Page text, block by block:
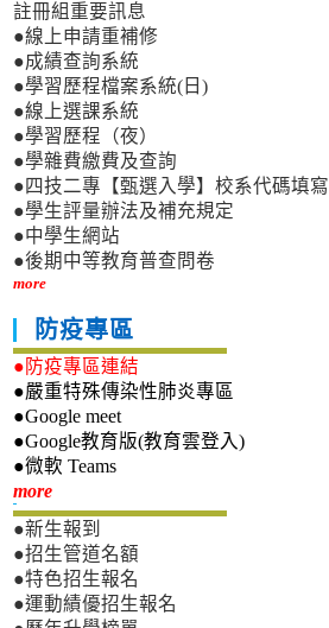
註冊組重要訊息
●線上申請重補修
●成績查詢系統
●學習歷程檔案系統(日)
●線上選課系統
●學習歷程（夜）
●學雜費繳費及查詢
●四技二專【甄選入學】校系代碼填寫
●學生評量辦法及補充規定
●中學生網站
●後期中等教育普查問卷
more
防疫專區
●防疫專區連結
●嚴重特殊傳染性肺炎專區
●Google meet
●Google教育版(教育雲登入)
●微軟 Teams
more新生專區
●新生報到
●招生管道名額
●特色招生報名
●運動績優招生報名